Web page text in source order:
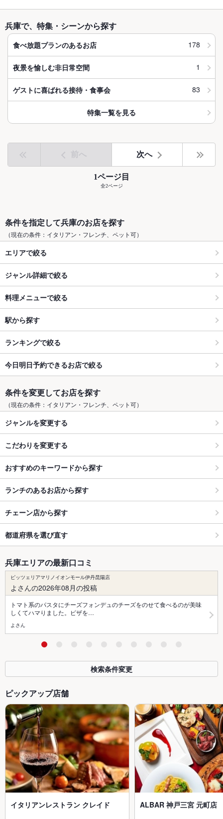
兵庫で、特集・シーンから探す
食べ放題プランのあるお店 178
夜景を愉しむ非日常空間 1
ゲストに喜ばれる接待・食事会 83
特集一覧を見る
前へ 次へ
1ページ目
全2ページ
条件を指定して兵庫のお店を探す
（現在の条件：イタリアン・フレンチ、ペット可）
エリアで絞る
ジャンル詳細で絞る
料理メニューで絞る
駅から探す
ランキングで絞る
今日明日予約できるお店で絞る
条件を変更してお店を探す
（現在の条件：イタリアン・フレンチ、ペット可）
ジャンルを変更する
こだわりを変更する
おすすめのキーワードから探す
ランチのあるお店から探す
チェーン店から探す
都道府県を選び直す
兵庫エリアの最新口コミ
ピッツェリアマリノイオンモール伊丹昆陽店
よさんの2026年08月の投稿
トマト系のパスタにチーズフォンデュのチーズをのせて食べるのが美味
しくてハマりました。ピザを…
よさん
検索条件変更
ピックアップ店舗
イタリアンレストラン クレイド ALBAR 神戸三宮 元町店